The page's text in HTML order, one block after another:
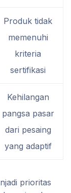
Produk tidak
memenuhi
kriteria
sertifikasi
Kehilangan
pangsa pasar
dari pesaing
yang adaptif
prioritas